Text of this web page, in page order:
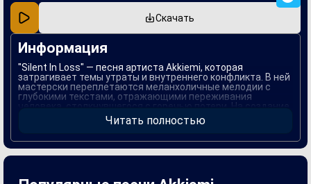
Ремиксы Скачать
Информация
"Silent In Loss" — песня артиста Akkiemi, которая
затрагивает темы утраты и внутреннего конфликта. В ней
мастерски переплетаются меланхоличные мелодии с
глубокими текстами, отражающими переживания
человека, столкнувшегося с горечью потери. На создание
этой композиции артиста вдохновили личные
переживания и сложности, с которыми он столкнулся в
Процесс записи "Silent In Loss" был наполнен
Читать полностью